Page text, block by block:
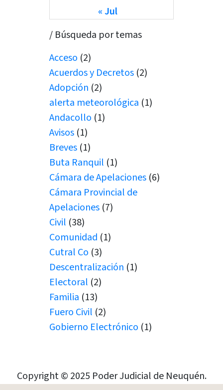
« Jul
/ Búsqueda por temas
Acceso (2)
Acuerdos y Decretos (2)
Adopción (2)
alerta meteorológica (1)
Andacollo (1)
Avisos (1)
Breves (1)
Buta Ranquil (1)
Cámara de Apelaciones (6)
Cámara Provincial de
Apelaciones (7)
Civil (38)
Comunidad (1)
Cutral Co (3)
Descentralización (1)
Electoral (2)
Familia (13)
Fuero Civil (2)
Gobierno Electrónico (1)
Juramento(1)
Juramentos(5)
Copyright © 2025 Poder Judicial de Neuquén.